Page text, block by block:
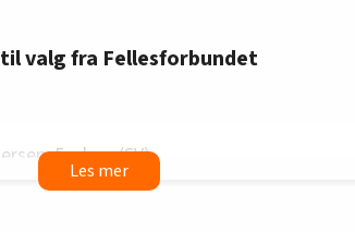
valg fra Fellesforbundet
5. plass (SV)